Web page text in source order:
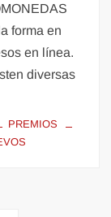
forma en
en línea.
diversas
PREMIOS